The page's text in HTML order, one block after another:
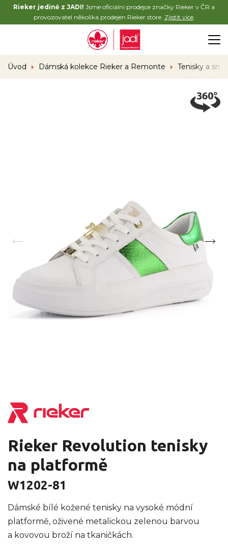
Rieker jedině z JADI! Jsme oficiální prodejce značky Rieker v ČR a
provozovatel několika prodejen Rieker store. Zjistit více.
Úvod Dámská kolekce Rieker a Remonte Tenisky a
Rieker Revolution tenisky
na platformě
W1202-81
Dámské bílé kožené tenisky na vysoké módní
platformě, oživené metalickou zelenou barvou
a kovovou broží na tkaničkách.